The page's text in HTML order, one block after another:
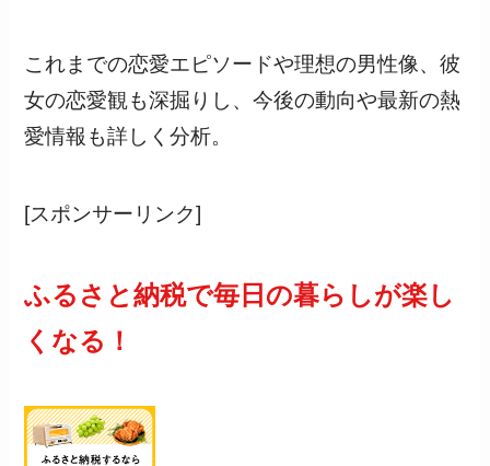
これまでの恋愛エピソードや理想の男性像、彼
女の恋愛観も深掘りし、今後の動向や最新の熱
愛情報も詳しく分析。
[スポンサーリンク]
ふるさと納税で毎日の暮らしが楽し
くなる！